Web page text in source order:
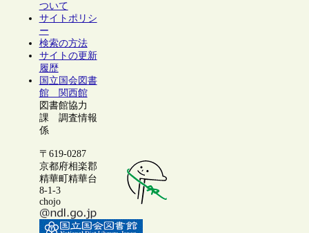
ついて
サイトポリシ
ー
検索の方法
サイトの更新
履歴
国立国会図書
館 関西館
図書館協力
課 調査情報
係
〒619-0287
京都府相楽郡
精華町精華台
8-1-3
chojo